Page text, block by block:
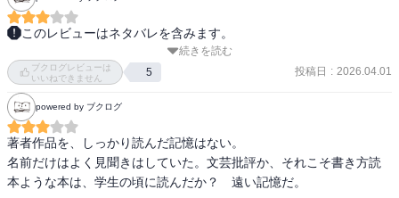
このレビューはネタバレを含みます。
「今は何時ですか？」、「墨いろの月」、「おしゃべりな幽霊」、
「茶色い戦争ありました」の4編の作品集。
著者生誕百年だそうです。
竹蔵的には「茶色い戦争ありました」に出てくる、玉音放送がある
前に終戦を告げる新聞を売る少女が印象的でしたが、他はあまりピ
ンとこなかったです。特に表題作は何が面白いのかさっぱりわから
続きを読む
ブクログレビューは
いいねできません
5 投稿日 : 2026.04.01
powered by ブクログ
著者作品を、しっかり読んだ記憶はない。
名前だけはよく見聞きはしていた。文芸批評か、それこそ書き方読
本ような本は、学生の頃に読んだか？　遠い記憶だ。